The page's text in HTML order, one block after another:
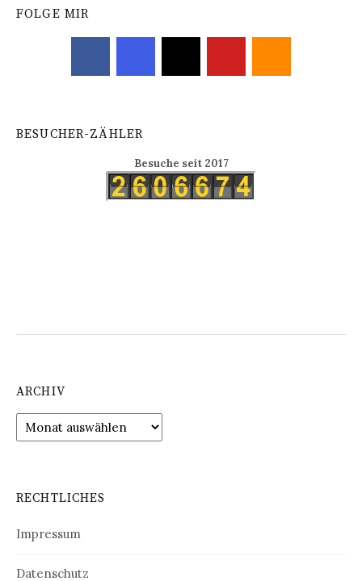
FOLGE MIR
BESUCHER-ZÄHLER
Besuche seit 2017
ARCHIV
Archiv
RECHTLICHES
Impressum
Datenschutz